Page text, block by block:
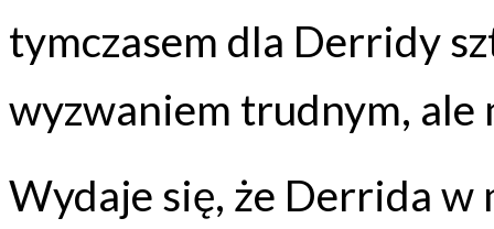
tymczasem dla Derridy
wyzwaniem trudnym, ale
Wydaje się, że Derrida w